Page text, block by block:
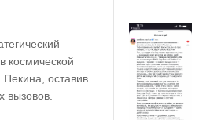
космической
оставив
вызовов.